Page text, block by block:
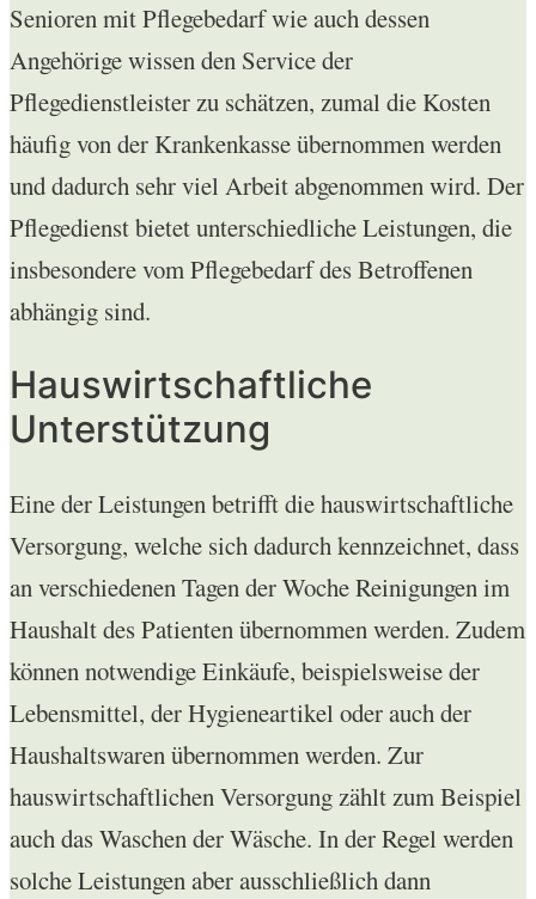
Senioren mit Pflegebedarf wie auch dessen
Angehörige wissen den Service der
Pflegedienstleister zu schätzen, zumal die Kosten
häufig von der Krankenkasse übernommen werden
und dadurch sehr viel Arbeit abgenommen wird. Der
Pflegedienst bietet unterschiedliche Leistungen, die
insbesondere vom Pflegebedarf des Betroffenen
abhängig sind.
Hauswirtschaftliche
Unterstützung
Eine der Leistungen betrifft die hauswirtschaftliche
Versorgung, welche sich dadurch kennzeichnet, dass
an verschiedenen Tagen der Woche Reinigungen im
Haushalt des Patienten übernommen werden. Zudem
können notwendige Einkäufe, beispielsweise der
Lebensmittel, der Hygieneartikel oder auch der
Haushaltswaren übernommen werden. Zur
hauswirtschaftlichen Versorgung zählt zum Beispiel
auch das Waschen der Wäsche. In der Regel werden
solche Leistungen aber ausschließlich dann